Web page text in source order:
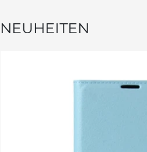
NEUHEITEN